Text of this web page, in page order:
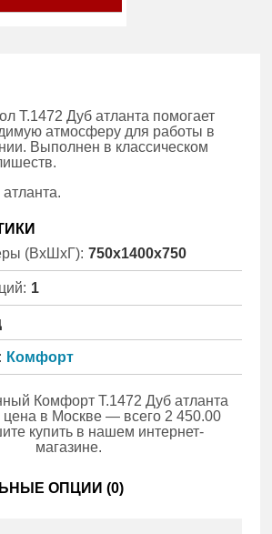
Т.1472 Дуб атланта помогает
атмосферу для работы в
Выполнен в классическом
(ВхШхГ): 750x1400x750
1
Комфорт
Комфорт Т.1472 Дуб атланта
в Москве — всего 2 450.00
купить в нашем интернет-
магазине.
ОПЦИИ (0)